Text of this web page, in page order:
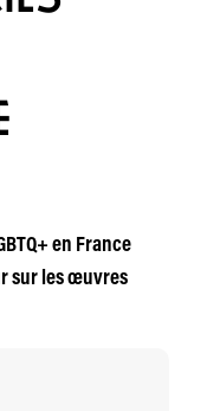
en France
sur les œuvres